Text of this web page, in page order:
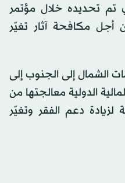
تم تحديده خلال مؤتمر
في العام 2009 من أجل مكافحة آثار تغيّر
الشمال إلى الجنوب إلى
الدولية معالجتها من
لزيادة دعم الفقر وتغيّر